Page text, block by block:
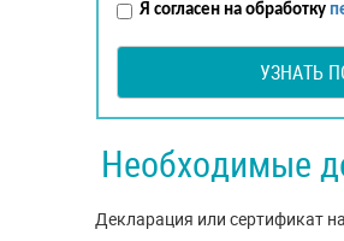
Я согласен на обработку
УЗНАТЬ
Необходимые
Декларация или сертификат